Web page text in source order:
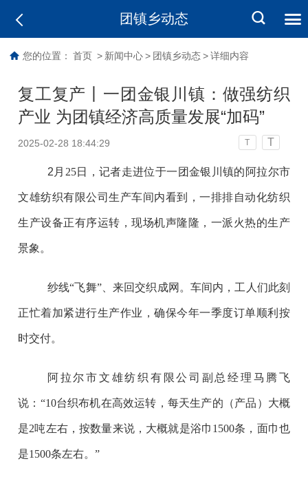
团镇乡动态
您的位置： 首页 > 新闻中心 > 团镇乡动态 > 详细内容
复工复产丨一团金银川镇：做强纺织
产业 为团镇经济高质量发展“加码”
2025-02-28 18:44:29 T T
2 月 25日，记者走进位于一团金银川镇的阿拉尔市
文雄纺织有限公司生产车间内看到，一排排自动化纺织
生产设备正有序运转，现场机声隆隆，一派火热的生产
景象。
纱线“飞舞”、来回交织成网。车间内，工人们此刻
正忙着加紧进行生产作业，确保今年一季度订单顺利按
时交付。
阿拉尔市文雄纺织有限公司副总经理马腾飞
说： “10台织布机在高效运转，每天生产的（产品）大概
是2吨左右，按数量来说，大概就是浴巾 1500条，面巾也
是1500条左右。”